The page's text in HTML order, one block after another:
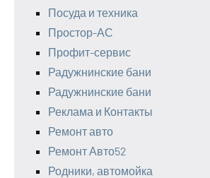
Посуда и техника
Простор-АС
Профит-сервис
Радужнинские бани
Радужнинские бани
Реклама и Контакты
Ремонт авто
Ремонт Авто52
Родники, автомойка